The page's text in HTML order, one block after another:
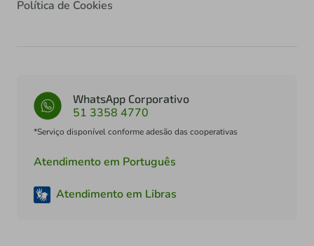
Política de Cookies
WhatsApp Corporativo
51 3358 4770
*Serviço disponível conforme adesão das cooperativas
Atendimento em Português
Atendimento em Libras